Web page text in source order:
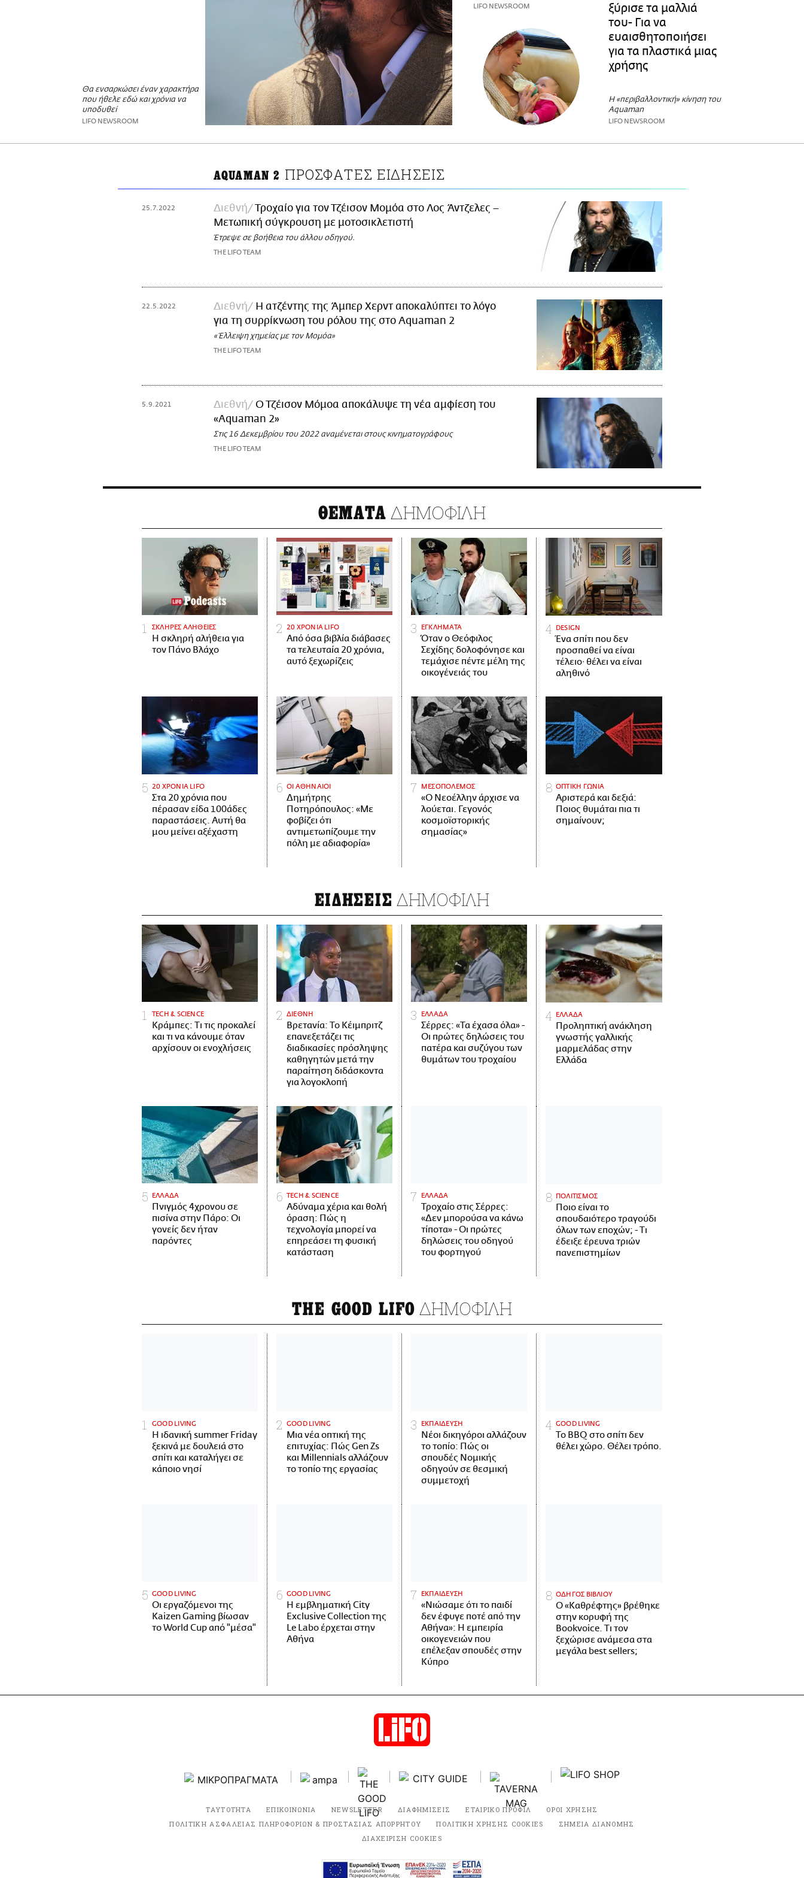
Θα ενσαρκώσει έναν χαρακτήρα
που ήθελε εδώ και χρόνια να
υποδυθεί
LIFO NEWSROOM
LIFO NEWSROOM
ξύρισε τα μαλλιά
του- Για να
ευαισθητοποιήσει
για τα πλαστικά μιας
χρήσης
Η «περιβαλλοντική» κίνηση του
Aquaman
LIFO NEWSROOM
AQUAMAN 2 ΠΡΟΣΦΑΤΕΣ ΕΙΔΗΣΕΙΣ
25.7.2022 Διεθνή
Τροχαίο για τον Τζέισον Μομόα στο Λος Άντζελες –
Μετωπική σύγκρουση με μοτοσικλετιστή
Έτρεψε σε βοήθεια του άλλου οδηγού.
THE LIFO TEAM
22.5.2022 Διεθνή
Η ατζέντης της Άμπερ Χερντ αποκαλύπτει το λόγο
για τη συρρίκνωση του ρόλου της στο Aquaman 2
«Έλλειψη χημείας με τον Μομόα»
THE LIFO TEAM
5.9.2021 Διεθνή
Ο Τζέισον Μόμοα αποκάλυψε τη νέα αμφίεση του
«Aquaman 2»
Στις 16 Δεκεμβρίου του 2022 αναμένεται στους κινηματογράφους
THE LIFO TEAM
ΘΕΜΑΤΑ ΔΗΜΟΦΙΛΗ
ΣΚΛΗΡΕΣ ΑΛΗΘΕΙΕΣ
H σκληρή αλήθεια για
τον Πάνο Βλάχο
20 ΧΡΟΝΙΑ LIFO
Από όσα βιβλία διάβασες
τα τελευταία 20 χρόνια,
αυτό ξεχωρίζεις
ΕΓΚΛΗΜΑΤΑ
Όταν ο Θεόφιλος
Σεχίδης δολοφόνησε και
τεμάχισε πέντε μέλη της
οικογένειάς του
DESIGN
Ένα σπίτι που δεν
προσπαθεί να είναι
τέλειο· θέλει να είναι
αληθινό
20 ΧΡΟΝΙΑ LIFO
Στα 20 χρόνια που
πέρασαν είδα 100άδες
παραστάσεις. Αυτή θα
μου μείνει αξέχαστη
ΟΙ ΑΘΗΝΑΙΟΙ
Δημήτρης
Ποτηρόπουλος: «Με
φοβίζει ότι
αντιμετωπίζουμε την
πόλη με αδιαφορία»
ΜΕΣΟΠΟΛΕΜΟΣ
«Ο Νεοέλλην άρχισε να
λούεται. Γεγονός
κοσμοϊστορικής
σημασίας»
ΟΠΤΙΚΗ ΓΩΝΙΑ
Αριστερά και δεξιά:
Ποιος θυμάται πια τι
σημαίνουν;
ΕΙΔΗΣΕΙΣ ΔΗΜΟΦΙΛΗ
ΤECH & SCIENCE
Κράμπες: Τι τις προκαλεί
και τι να κάνουμε όταν
αρχίσουν οι ενοχλήσεις
ΔΙΕΘΝΗ
Βρετανία: Το Κέιμπριτζ
επανεξετάζει τις
διαδικασίες πρόσληψης
καθηγητών μετά την
παραίτηση διδάσκοντα
για λογοκλοπή
ΕΛΛΑΔΑ
Σέρρες: «Τα έχασα όλα» -
Οι πρώτες δηλώσεις του
πατέρα και συζύγου των
θυμάτων του τροχαίου
ΕΛΛΑΔΑ
Προληπτική ανάκληση
γνωστής γαλλικής
μαρμελάδας στην
Ελλάδα
ΕΛΛΑΔΑ
Πνιγμός 4χρονου σε
πισίνα στην Πάρο: Οι
γονείς δεν ήταν
παρόντες
ΤECH & SCIENCE
Αδύναμα χέρια και θολή
όραση: Πώς η
τεχνολογία μπορεί να
επηρεάσει τη φυσική
κατάσταση
ΕΛΛΑΔΑ
Τροχαίο στις Σέρρες:
«Δεν μπορούσα να κάνω
τίποτα» - Οι πρώτες
δηλώσεις του οδηγού
του φορτηγού
ΠΟΛΙΤΙΣΜΟΣ
Ποιο είναι το
σπουδαιότερο τραγούδι
όλων των εποχών; - Τι
έδειξε έρευνα τριών
πανεπιστημίων
THE GOOD LIFO ΔΗΜΟΦΙΛΗ
GOOD LIVING
Η ιδανική summer Friday
ξεκινά με δουλειά στο
σπίτι και καταλήγει σε
κάποιο νησί
GOOD LIVING
Μια νέα οπτική της
επιτυχίας: Πώς Gen Zs
και Millennials αλλάζουν
το τοπίο της εργασίας
ΕΚΠΑΙΔΕΥΣΗ
Νέοι δικηγόροι αλλάζουν
το τοπίο: Πώς οι
σπουδές Νομικής
οδηγούν σε θεσμική
συμμετοχή
GOOD LIVING
Το BBQ στο σπίτι δεν
θέλει χώρο. Θέλει τρόπο.
GOOD LIVING
Οι εργαζόμενοι της
Kaizen Gaming βίωσαν
το World Cup από "μέσα"
GOOD LIVING
Η εμβληματική City
Exclusive Collection της
Le Labo έρχεται στην
Αθήνα
ΕΚΠΑΙΔΕΥΣΗ
«Νιώσαμε ότι το παιδί
δεν έφυγε ποτέ από την
Αθήνα»: Η εμπειρία
οικογενειών που
επέλεξαν σπουδές στην
Κύπρο
ΟΔΗΓΟΣ ΒΙΒΛΙΟΥ
Ο «Καθρέφτης» βρέθηκε
στην κορυφή της
Bookvoice. Τι τον
ξεχώρισε ανάμεσα στα
μεγάλα best sellers;
ΤΑΥΤΟΤΗΤΑ ΕΠΙΚΟΙΝΩΝΙΑ NEWSLETTER ΔΙΑΦΗΜΙΣΕΙΣ ΕΤΑΙΡΙΚΟ ΠΡΟΦΙΛ
ΟΡΟΙ ΧΡΗΣΗΣ
ΠΟΛΙΤΙΚΗ ΑΣΦΑΛΕΙΑΣ ΠΛΗΡΟΦΟΡΙΩΝ & ΠΡΟΣΤΑΣΙΑΣ ΑΠΟΡΡΗΤΟΥ
ΠΟΛΙΤΙΚΗ ΧΡΗΣΗΣ COOKIES
ΣΗΜΕΙΑ ΔΙΑΝΟΜΗΣ
ΔΙΑΧΕΙΡΙΣΗ COOKIES